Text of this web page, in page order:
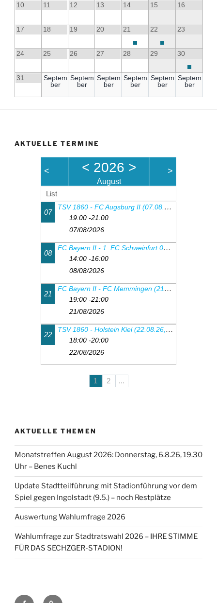
10 11 12 13 14 15 16
17 18 19 20 21 22 23
24 25 26 27 28 29 30
31
Septem
ber
Septem
ber
Septem
ber
Septem
ber
Septem
ber
Septem
ber
AKTUELLE TERMINE
< < 2026 >
August
>
List
07
TSV 1860 - FC Augsburg II (07.08.26, 19:00Uhr)
19:00 -21:00
07/08/2026
08
FC Bayern II - 1. FC Schweinfurt 05 (08.08.26, 14.00 Uhr)
14:00 -16:00
08/08/2026
21
FC Bayern II - FC Memmingen (21.08.26, 19.00 Uhr)
19:00 -21:00
21/08/2026
22
TSV 1860 - Holstein Kiel (22.08.26, 18:00Uhr)
18:00 -20:00
22/08/2026
1 2 ...
AKTUELLE THEMEN
Monatstreffen August 2026: Donnerstag, 6.8.26, 19.30
Uhr – Benes Kuchl
Update Stadtteilführung mit Stadionführung vor dem
Spiel gegen Ingolstadt (9.5.) – noch Restplätze
Auswertung Wahlumfrage 2026
Wahlumfrage zur Stadtratswahl 2026 – IHRE STIMME
FÜR DAS SECHZGER-STADION!
FacebookTSV